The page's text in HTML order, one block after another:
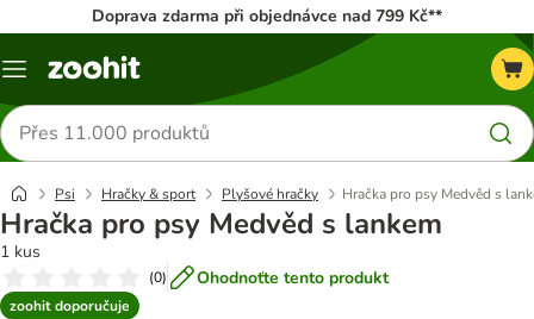
Doprava zdarma při objednávce nad 799 Kč**
Menu
Hledat
produkty
Psi Hračky & sport Plyšové hračky Hračka pro psy Medvěd s
Hračka pro psy Medvěd s lankem
1 kus
(0) Ohodnoťte tento produkt
zoohit doporučuje